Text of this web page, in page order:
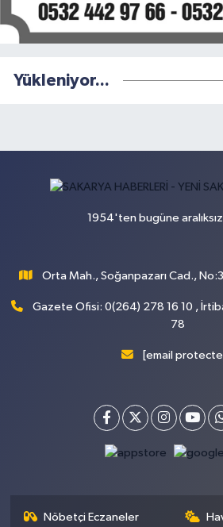
Yükleniyor...
1954'ten bugüne aralıksız
Orta Mah., Soğanpazarı Cad.,
Gazete Ofisi: 0(264) 278 16 10 ,
78
[email
Nöbetçi Eczaneler